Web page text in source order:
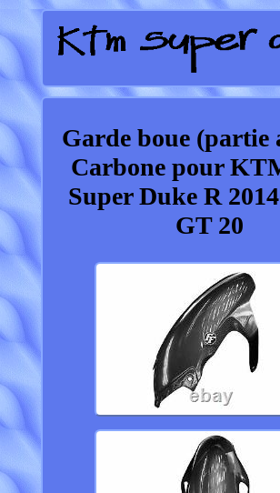
Garde boue (partie
Carbone pour
Super Duke R
GT 20